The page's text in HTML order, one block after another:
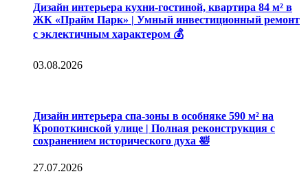
Дизайн интерьера кухни-гостиной, квартира 84 м² в
ЖК «Прайм Парк» | Умный инвестиционный ремонт
с эклектичным характером 💰
03.08.2026
Дизайн интерьера спа-зоны в особняке 590 м² на
Кропоткинской улице | Полная реконструкция с
сохранением исторического духа 🛀
27.07.2026